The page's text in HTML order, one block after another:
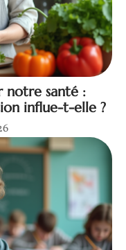
notre santé :
influe-t-elle ?